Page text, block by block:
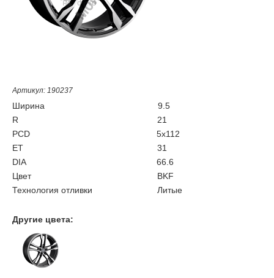
Артикул: 190237
Ширина
9.5
R
21
PCD
5x112
ET
31
DIA
66.6
Цвет
BKF
Технология отливки
Литые
Другие цвета: